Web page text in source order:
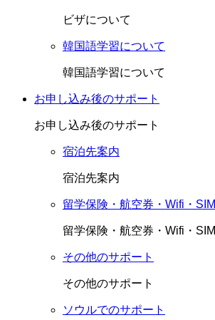
ビザについて
韓国語学習について
韓国語学習について
お申し込み後のサポート
お申し込み後のサポート
宿泊先案内
宿泊先案内
留学保険・航空券・Wifi・SIM
留学保険・航空券・Wifi・SIM
その他のサポート
その他のサポート
ソウルでのサポート